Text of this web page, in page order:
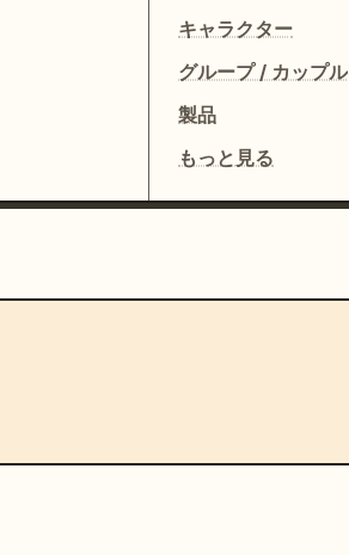
キャラクター
グループ / カップル
製品
もっと見る